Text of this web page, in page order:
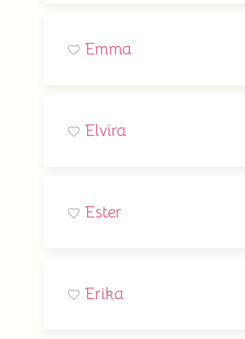
Emma
Elvira
Ester
Erika